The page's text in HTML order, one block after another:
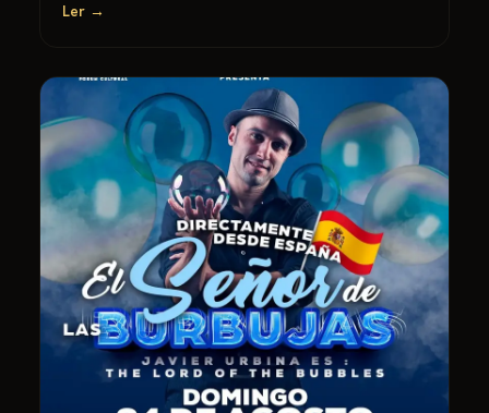
Ler →